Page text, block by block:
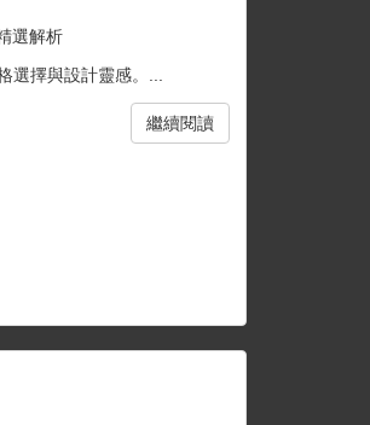
選解析
擇與設計靈感。...
繼續閱讀